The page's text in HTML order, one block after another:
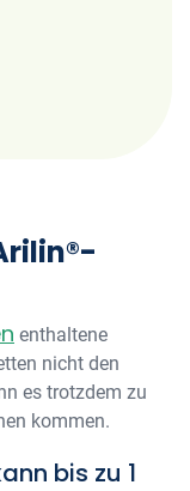
enthaltene
nicht den
es trotzdem zu
kommen.
bis zu 1